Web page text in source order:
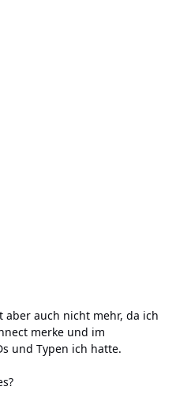
aber auch nicht mehr, da ich
merke und im
und Typen ich hatte.